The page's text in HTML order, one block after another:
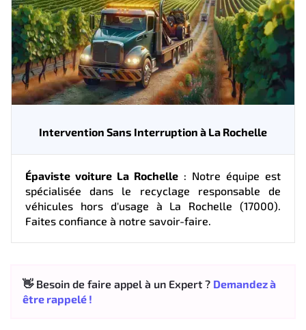
Intervention Sans Interruption à La Rochelle
Épaviste voiture La Rochelle : Notre équipe est
spécialisée dans le recyclage responsable de
véhicules hors d'usage à La Rochelle (17000).
Faites confiance à notre savoir-faire.
👋 Besoin de faire appel à un Expert ? Demandez à
être rappelé !